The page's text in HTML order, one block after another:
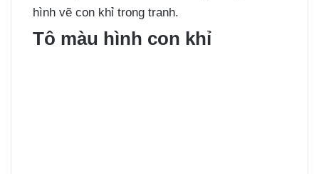
hình vẽ con khỉ trong tranh.
Tô màu hình con khỉ